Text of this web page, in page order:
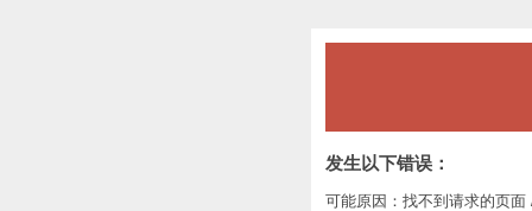
发生以下错误：
可能原因：找不到请求的页